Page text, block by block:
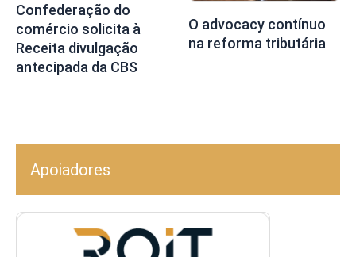
Confederação do
comércio solicita à
Receita divulgação
antecipada da CBS
O advocacy contínuo
na reforma tributária
Apoiadores